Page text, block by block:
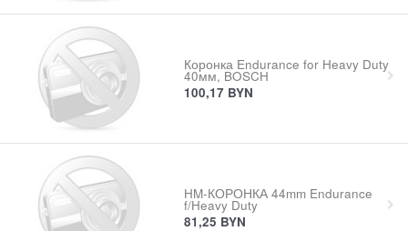
Коронка Endurance for Heavy Duty
40мм, BOSCH
100,17 BYN
HM-КОРОНКА 44mm Endurance
f/Heavy Duty
81,25 BYN